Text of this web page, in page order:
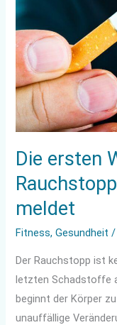
Die ersten
meldet
Fitness,Gesundheit
Der Rauchstopp ist
letzten Schadstoffe
beginnt der Körper
unauffällige
dem
Rauchstopp
–
was
der
Körper